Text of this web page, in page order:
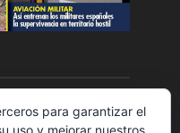
para garantizar el
uso y mejorar nuestros